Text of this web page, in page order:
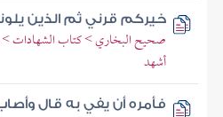
خيركم قرني ثم الذين
صحيح البخاري > كتاب الشهادات >
أشهد
فأمره أن يفي به قال